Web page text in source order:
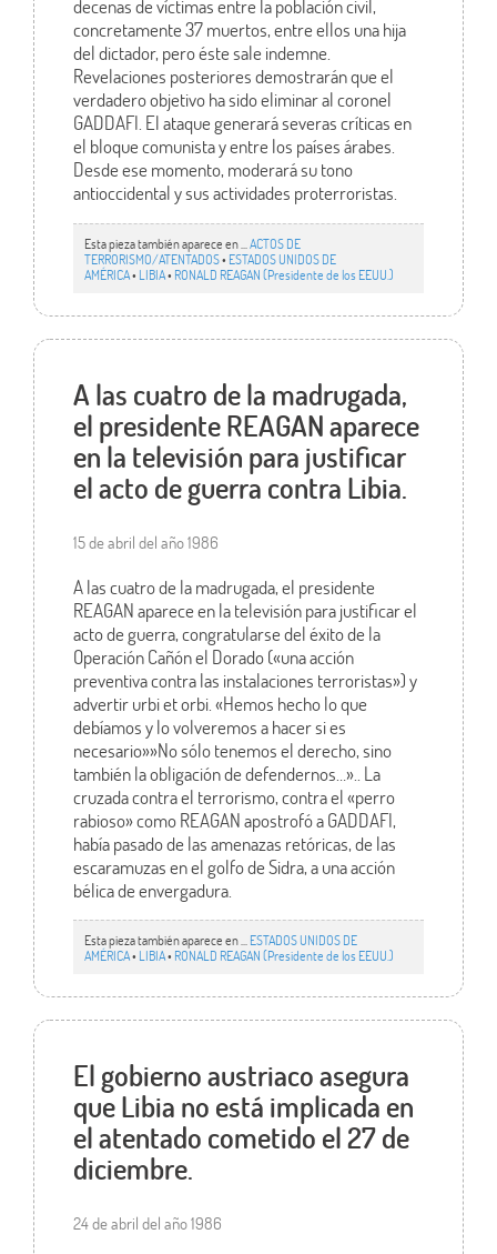
decenas de víctimas entre la población civil,
concretamente 37 muertos, entre ellos una hija
del dictador, pero éste sale indemne.
Revelaciones posteriores demostrarán que el
verdadero objetivo ha sido eliminar al coronel
GADDAFI. El ataque generará severas críticas en
el bloque comunista y entre los países árabes.
Desde ese momento, moderará su tono
antioccidental y sus actividades proterroristas.
Esta pieza también aparece en ... ACTOS DE
TERRORISMO/ATENTADOS• ESTADOS UNIDOS DE
AMÉRICA• LIBIA• RONALD REAGAN (Presidente de los EEUU.)
A las cuatro de la madrugada,
el presidente REAGAN aparece
en la televisión para justificar
el acto de guerra contra Libia.
15 de abril del año 1986
A las cuatro de la madrugada, el presidente
REAGAN aparece en la televisión para justificar el
acto de guerra, congratularse del éxito de la
Operación Cañón el Dorado («una acción
preventiva contra las instalaciones terroristas») y
advertir urbi et orbi. «Hemos hecho lo que
debíamos y lo volveremos a hacer si es
necesario»»No sólo tenemos el derecho, sino
también la obligación de defendernos…».. La
cruzada contra el terrorismo, contra el «perro
rabioso» como REAGAN apostrofó a GADDAFI,
había pasado de las amenazas retóricas, de las
escaramuzas en el golfo de Sidra, a una acción
bélica de envergadura.
Esta pieza también aparece en ... ESTADOS UNIDOS DE
AMÉRICA• LIBIA• RONALD REAGAN (Presidente de los EEUU.)
El gobierno austriaco asegura
que Libia no está implicada en
el atentado cometido el 27 de
diciembre.
24 de abril del año 1986